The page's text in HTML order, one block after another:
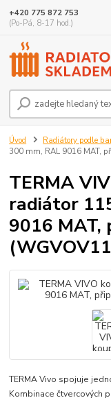
+420 775 872 753
(Po-Pá, 8-17 hod.)
Úvod Radiátory podle
300 mm, RAL 9016 MAT,
TERMA
radiátor
9016 MAT,
TERMA Vivo spojuje
Kombinace čtvercových